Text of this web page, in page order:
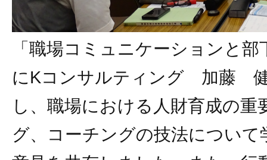
「職場コミュニケーションと
にKコンサルティング 加藤
し、職場における人財育成の重
グ、コーチングの技法につい